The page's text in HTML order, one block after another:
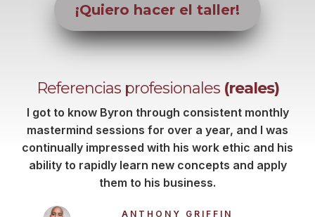
¡Quiero hacer el taller!
Referencias profesionales (reales)
I got to know Byron through consistent monthly
mastermind sessions for over a year, and I was
continually impressed with his work ethic and his
ability to rapidly learn new concepts and apply
them to his business.
ANTHONY GRIFFIN